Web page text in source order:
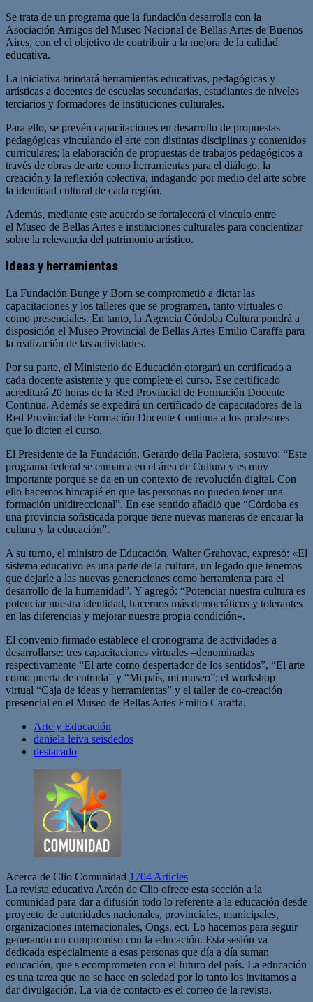
Se trata de un programa que la fundación desarrolla con la
Asociación Amigos del Museo Nacional de Bellas Artes de Buenos
Aires, con el el objetivo de contribuir a la mejora de la calidad
educativa.
La iniciativa brindará herramientas educativas, pedagógicas y
artísticas a docentes de escuelas secundarias, estudiantes de niveles
terciarios y formadores de instituciones culturales.
Para ello, se prevén capacitaciones en desarrollo de propuestas
pedagógicas vinculando el arte con distintas disciplinas y contenidos
curriculares; la elaboración de propuestas de trabajos pedagógicos a
través de obras de arte como herramientas para el diálogo, la
creación y la reflexión colectiva, indagando por medio del arte sobre
la identidad cultural de cada región.
Además, mediante este acuerdo se fortalecerá el vínculo entre
el Museo de Bellas Artes e instituciones culturales para concientizar
sobre la relevancia del patrimonio artístico.
Ideas y herramientas
La Fundación Bunge y Born se comprometió a dictar las
capacitaciones y los talleres que se programen, tanto virtuales o
como presenciales. En tanto, la Agencia Córdoba Cultura pondrá a
disposición el Museo Provincial de Bellas Artes Emilio Caraffa para
la realización de las actividades.
Por su parte, el Ministerio de Educación otorgará un certificado a
cada docente asistente y que complete el curso. Ese certificado
acreditará 20 horas de la Red Provincial de Formación Docente
Continua. Además se expedirá un certificado de capacitadores de la
Red Provincial de Formación Docente Continua a los profesores
que lo dicten el curso.
El Presidente de la Fundación, Gerardo della Paolera, sostuvo: “Este
programa federal se enmarca en el área de Cultura y es muy
importante porque se da en un contexto de revolución digital. Con
ello hacemos hincapié en que las personas no pueden tener una
formación unidireccional”. En ese sentido añadió que “Córdoba es
una provincia sofisticada porque tiene nuevas maneras de encarar la
cultura y la educación”.
A su turno, el ministro de Educación, Walter Grahovac, expresó: «El
sistema educativo es una parte de la cultura, un legado que tenemos
que dejarle a las nuevas generaciones como herramienta para el
desarrollo de la humanidad”. Y agregó: “Potenciar nuestra cultura es
potenciar nuestra identidad, hacernos más democráticos y tolerantes
en las diferencias y mejorar nuestra propia condición».
El convenio firmado establece el cronograma de actividades a
desarrollarse: tres capacitaciones virtuales –denominadas
respectivamente “El arte como despertador de los sentidos”, “El arte
como puerta de entrada” y “Mi país, mi museo”; el workshop
virtual “Caja de ideas y herramientas” y el taller de co-creación
presencial en el Museo de Bellas Artes Emilio Caraffa.
Arte y Educación
daniela leiva seisdedos
destacado
Acerca de Clio Comunidad 1704 Articles
La revista educativa Arcón de Clio ofrece esta sección a la
comunidad para dar a difusión todo lo referente a la educación desde
proyecto de autoridades nacionales, provinciales, municipales,
organizaciones internacionales, Ongs, ect. Lo hacemos para seguir
generando un compromiso con la educación. Esta sesión va
dedicada especialmente a esas personas que día a día suman
educación, que s ecomprometen con el futuro del país. La educación
es una tarea que no se hace en soledad por lo tanto los invitamos a
dar divulgación. La via de contacto es el correo de la revista.